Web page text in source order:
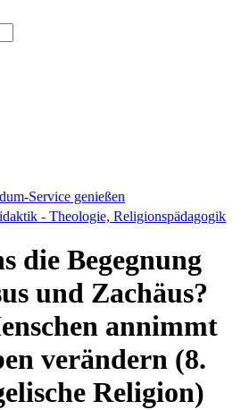
Service genießen
- Theologie, Religionspädagogik
die Begegnung
und Zachäus?
annimmt
verändern (8.
Religion)